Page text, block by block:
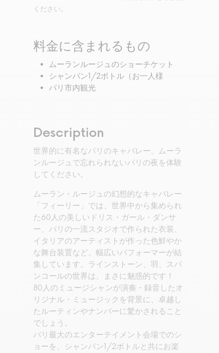
ください。
料金に含まれるもの
ムーランルージュのショーチケット
シャンパン1/2ボトル（お一人様
パリ市内観光
Description
世界的に有名なパリのキャバレー、ムーラ
ンルージュで忘れられないパリの夜を体験
してください。
ムーラン・ルージュの幻想的なキャバレー
「フィーリー」では、世界中から集められ
た60人の美しいドリス・ガール・ダンサ
ー、パリの一流スタジオで作られた衣装、
イタリアのアーティストが作った色鮮やか
な舞台装置など、幅広いパフォーマーが結
集しています。ラインストーン、羽、スパ
ンコールの世界は、まさに魅惑的です！
80人のミュージシャンが演奏・録音したオ
リジナル・ミュージックを背景に、卓越し
たルーティンやナンバーに驚かされること
でしょう。
パリ最大のエンターテイメント会場でのシ
ョーを、シャンパン1/2ボトルと共にお楽